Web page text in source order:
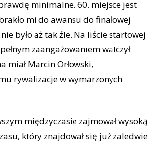
minimalne. 60. miejsce jest
mi do awansu do finałowej
było aż tak źle. Na liście startowej
zaangażowaniem walczył
miał Marcin Orłowski,
rywalizacje w wymarzonych
międzyczasie zajmował wysoką
który znajdował się już zaledwie